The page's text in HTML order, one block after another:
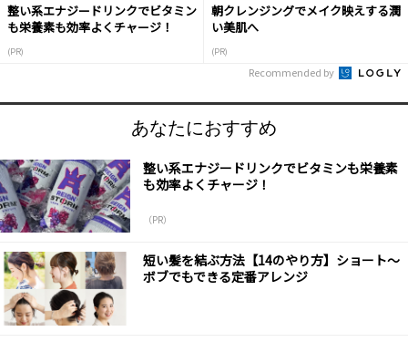
整い系エナジードリンクでビタミン
も栄養素も効率よくチャージ！
(PR)
朝クレンジングでメイク映えする潤
い美肌へ
(PR)
Recommended by
あなたにおすすめ
整い系エナジードリンクでビタミンも栄養素
も効率よくチャージ！
（PR）
短い髪を結ぶ方法【14のやり方】ショート～
ボブでもできる定番アレンジ